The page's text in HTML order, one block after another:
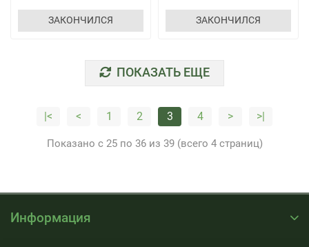
ЗАКОНЧИЛСЯ ЗАКОНЧИЛСЯ
ПОКАЗАТЬ ЕЩЕ
|< < 1 2 3 4 > >|
Показано с 25 по 36 из 39 (всего 4 страниц)
Информация